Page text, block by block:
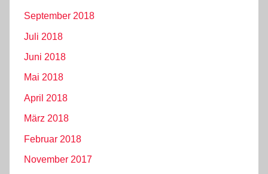
September 2018
Juli 2018
Juni 2018
Mai 2018
April 2018
März 2018
Februar 2018
November 2017